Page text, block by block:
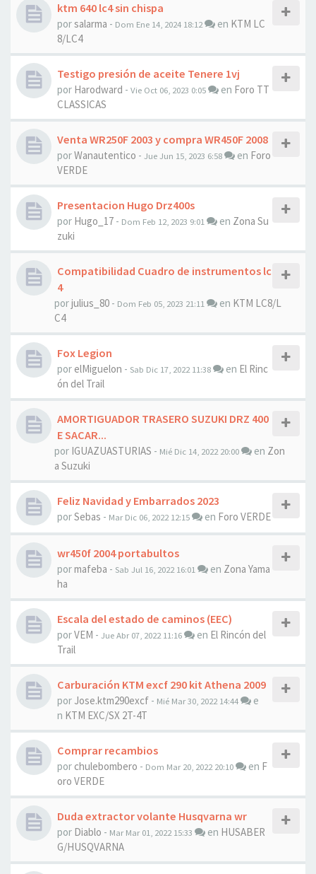
ktm 640 lc4 sin chispa
porsalarma - Dom Ene 14, 2024 18:12 en KTM LC
8/LC4
Testigo presión de aceite Tenere 1vj
por Harodward - Vie Oct 06, 2023 0:05 en Foro TT
CLASSICAS
Venta WR250F 2003 y compra WR450F 2008
porWanautentico - Jue Jun 15, 2023 6:58 en Foro
VERDE
Presentacion Hugo Drz400s
por Hugo_17 - Dom Feb 12, 2023 9:01 en Zona Su
zuki
Compatibilidad Cuadro de instrumentos lc
4
porjulius_80 - Dom Feb 05, 2023 21:11 en KTM LC8/L
C4
Fox Legion
por elMiguelon - Sab Dic 17, 2022 11:38 en El Rinc
ón del Trail
AMORTIGUADOR TRASERO SUZUKI DRZ 400
E SACAR...
por IGUAZUASTURIAS - Mié Dic 14, 2022 20:00 en Zon
a Suzuki
Feliz Navidad y Embarrados 2023
porSebas - Mar Dic 06, 2022 12:15 en Foro VERDE
wr450f 2004 portabultos
pormafeba - Sab Jul 16, 2022 16:01 en Zona Yama
ha
Escala del estado de caminos (EEC)
porVEM - Jue Abr 07, 2022 11:16 en El Rincón del
Trail
Carburación KTM excf 290 kit Athena 2009
por Jose.ktm290excf - Mié Mar 30, 2022 14:44
e
n KTM EXC/SX 2T-4T
Comprar recambios
por chulebombero - Dom Mar 20, 2022 20:10 en F
oro VERDE
Duda extractor volante Husqvarna wr
por Diablo - Mar Mar 01, 2022 15:33 en HUSABER
G/HUSQVARNA